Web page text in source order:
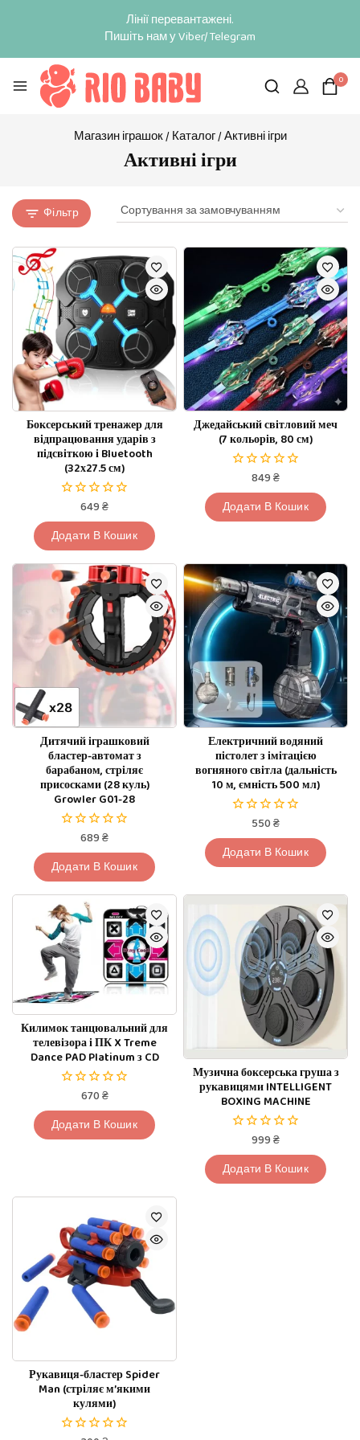
Лінії перевантажені.
Пишіть нам у Viber/Telegram
0
Магазин іграшок/Каталог/Активні ігри
Активні ігри
Фільтр
Боксерський тренажер для
відпрацювання ударів з
підсвіткою і Bluetooth
(32х27.5 см)
з
5
649₴
Додати В Кошик
Джедайський світловий меч
(7 кольорів, 80 см)
з
5
849₴
Додати В Кошик
Дитячий іграшковий
бластер-автомат з
барабаном, стріляє
присосками (28 куль)
Growler G01-28
з
5
689₴
Додати В Кошик
Електричний водяний
пістолет з імітацією
вогняного світла (дальність
10 м, ємність 500 мл)
з
5
550₴
Додати В Кошик
Килимок танцювальний для
телевізора і ПК X Treme
Dance PAD Platinum з CD
з
5
670₴
Додати В Кошик
Музична боксерська груша з
рукавицями INTELLIGENT
BOXING MACHINE
з
5
999₴
Додати В Кошик
Рукавиця-бластер Spider
Man (стріляє м’якими
кулями)